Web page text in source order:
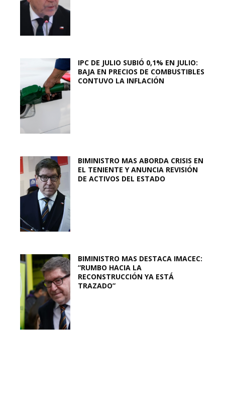
IPC DE JULIO SUBIÓ 0,1% EN JULIO:
BAJA EN PRECIOS DE COMBUSTIBLES
CONTUVO LA INFLACIÓN
BIMINISTRO MAS ABORDA CRISIS EN
EL TENIENTE Y ANUNCIA REVISIÓN
DE ACTIVOS DEL ESTADO
BIMINISTRO MAS DESTACA IMACEC:
“RUMBO HACIA LA
RECONSTRUCCIÓN YA ESTÁ
TRAZADO”